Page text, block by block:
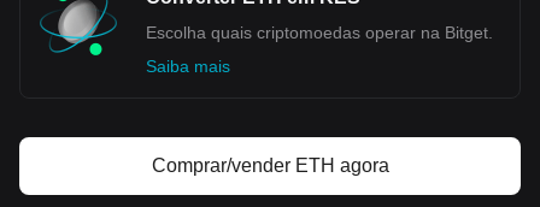
Escolha quais criptomoedas operar na Bitget.
Saiba mais
Comprar/vender ETH agora